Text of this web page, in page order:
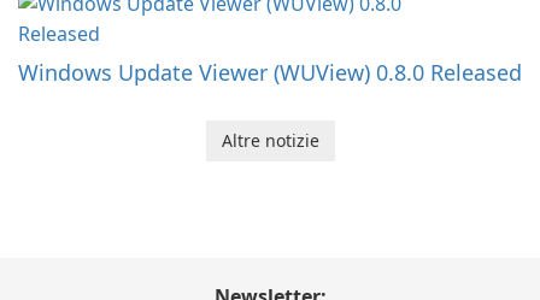
Windows Update Viewer (WUView) 0.8.0 Released
Altre notizie